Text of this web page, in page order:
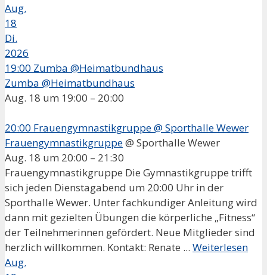
Aug.
18
Di.
2026
19:00 Zumba @Heimatbundhaus
Zumba @Heimatbundhaus
Aug. 18 um 19:00 – 20:00
20:00 Frauengymnastikgruppe@ Sporthalle Wewer
Frauengymnastikgruppe@ Sporthalle Wewer
Aug. 18 um 20:00 – 21:30
Frauengymnastikgruppe Die Gymnastikgruppe trifft
sich jeden Dienstagabend um 20:00 Uhr in der
Sporthalle Wewer. Unter fachkundiger Anleitung wird
dann mit gezielten Übungen die körperliche „Fitness“
der Teilnehmerinnen gefördert. Neue Mitglieder sind
herzlich willkommen. Kontakt: Renate ... Weiterlesen
Aug.